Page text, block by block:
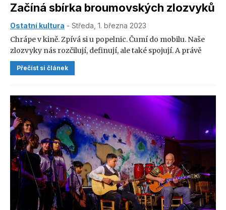
Začíná sbírka broumovských zlozvyků
Ostatní kultura - Středa, 1. března 2023
Chrápe v kině. Zpívá si u popelnic. Čumí do mobilu. Naše
zlozvyky nás rozčilují, definují, ale také spojují. A právě
dědičnost a genetika jsou důvodem, který přivedl
oceňovanou umělkyni Kateřinu Šedou na nápad vytvořit
týdnu přijede sbírat zlozvyky i do Broumova. Ve čtvrtek 2.
března se může do sbírky zapojit i veřejnost, a to díky
besedě s Kateřinou Šedou, která odstartuje v 18 hodin v sále
Infocentra v Broumově. Vstupné je zdarma.
Přečíst si článek